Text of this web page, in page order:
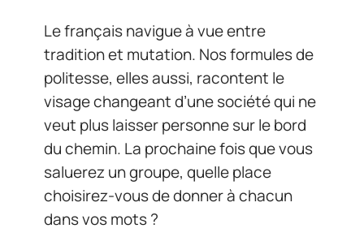
Le français navigue à vue entre
tradition et mutation. Nos formules de
politesse, elles aussi, racontent le
visage changeant d’une société qui ne
veut plus laisser personne sur le bord
du chemin. La prochaine fois que vous
saluerez un groupe, quelle place
choisirez-vous de donner à chacun
dans vos mots ?